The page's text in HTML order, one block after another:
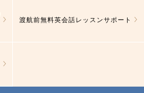
渡航前無料英会話レッスンサポート